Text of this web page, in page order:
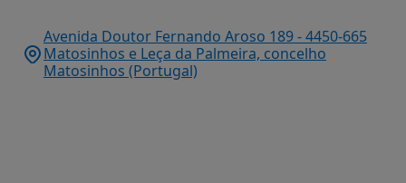
Avenida Doutor Fernando Aroso 189 - 4450-665
Matosinhos e Leça da Palmeira, concelho
Matosinhos (Portugal)